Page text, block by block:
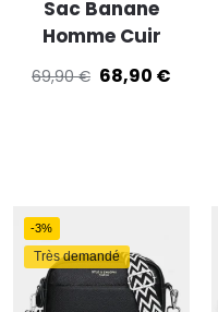
Sac Banane
Homme Cuir
69,90€ 68,90 €
-3%
Très demandé